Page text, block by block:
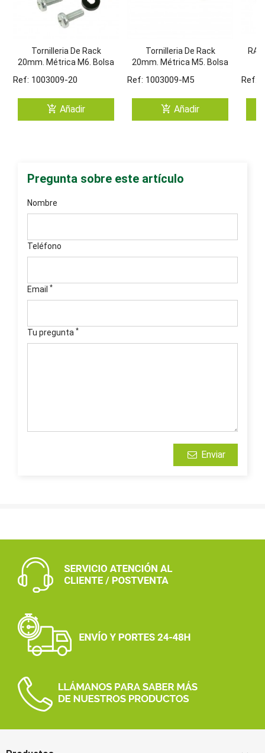
Tornilleria De Rack
20mm. Métrica M6. Bolsa
Ref: 1003009-20
add_shopping_cart Añadir
Tornilleria De Rack
20mm. Métrica M5. Bolsa
Ref: 1003009-M5
add_shopping_cart Añadir
Ref:
Pregunta sobre este artículo
Nombre
Teléfono
Email *
Tu pregunta *
Enviar